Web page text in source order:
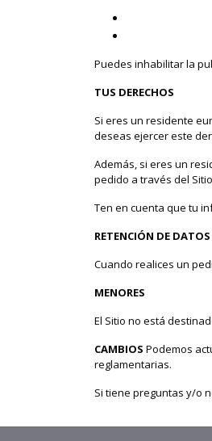
Puedes inhabilitar la
TUS DERECHOS
Si eres un residente
deseas ejercer este
Además, si eres un
pedido a través del
Ten en cuenta que tu
RETENCIÓN DE DATOS
Cuando realices un
MENORES
El Sitio no está
CAMBIOS Podemos
reglamentarias.
Si tiene preguntas y/o